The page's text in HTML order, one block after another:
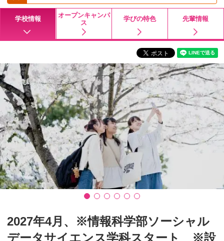
学校情報
オープンキャンパ
ス
学びの特色 先輩情報
2027年4月、※情報科学部ソーシャル
データサイエンス学科スタート ※設